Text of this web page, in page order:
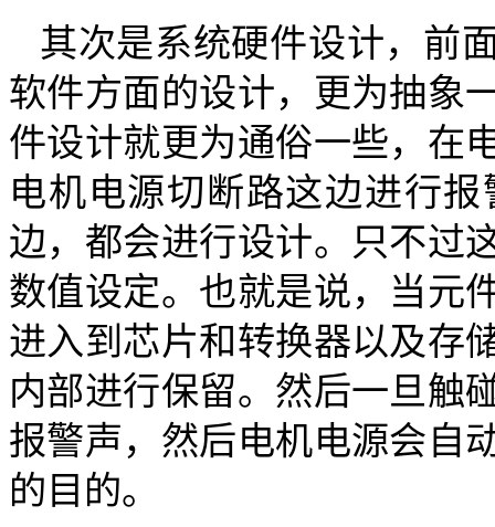
其次是系统硬件设计，前
软件方面的设计，更为抽象
件设计就更为通俗一些，在
电机电源切断路这边进行
边，都会进行设计。只不过
数值设定。也就是说，当元
进入到芯片和转换器以及存
内部进行保留。然后一旦触
报警声，然后电机电源会自
的目的。